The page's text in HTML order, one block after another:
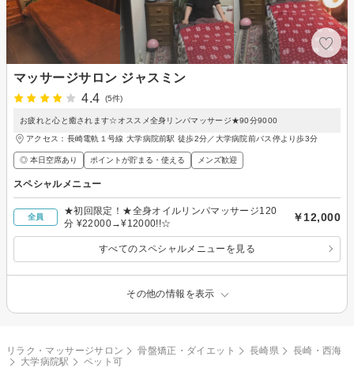
マッサージサロン ジャスミン
4.4
(5件)
お疲れと心と癒されます☆オススメ全身リンパマッサージ★90分9000
アクセス：長崎電軌１号線 大学病院前駅 徒歩2分／大学病院前バス停より歩3分
◎ 本日空席あり ポイントが貯まる・使える メンズ歓迎
スペシャルメニュー
全員
★初回限定！★全身オイルリンパマッサージ120
分 ¥22000→¥12000!!☆
￥12,000
すべてのスペシャルメニューを見る
その他の情報を表示
リラク・マッサージサロン 骨盤矯正・ダイエット 長崎県
長崎・西海
大学病院駅
ペット可